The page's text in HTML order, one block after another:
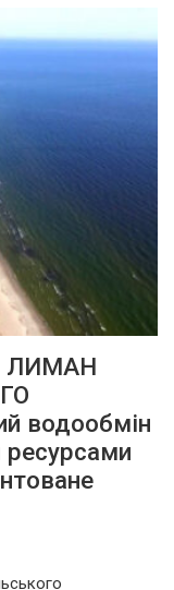
ЛИМАН
водообмін
ресурсами